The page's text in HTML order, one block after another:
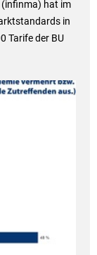
hat im
in
Tarife der BU